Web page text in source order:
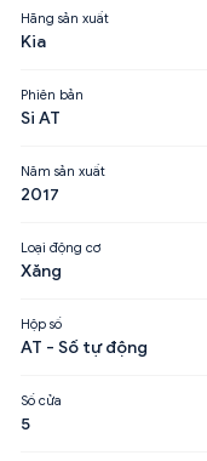
Hãng sản xuất
Kia
Phiên bản
Si AT
Năm sản xuất
2017
Loại động cơ
Xăng
Hộp số
AT - Số tự động
Số cửa
5